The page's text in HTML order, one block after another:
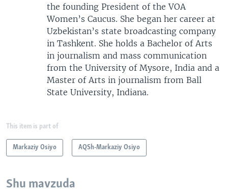
the founding President of the VOA
Women’s Caucus. She began her career at
Uzbekistan’s state broadcasting company
in Tashkent. She holds a Bachelor of Arts
in journalism and mass communication
from the University of Mysore, India and a
Master of Arts in journalism from Ball
State University, Indiana.
This item is part of
Markaziy Osiyo AQSh-Markaziy Osiyo
Shu mavzuda